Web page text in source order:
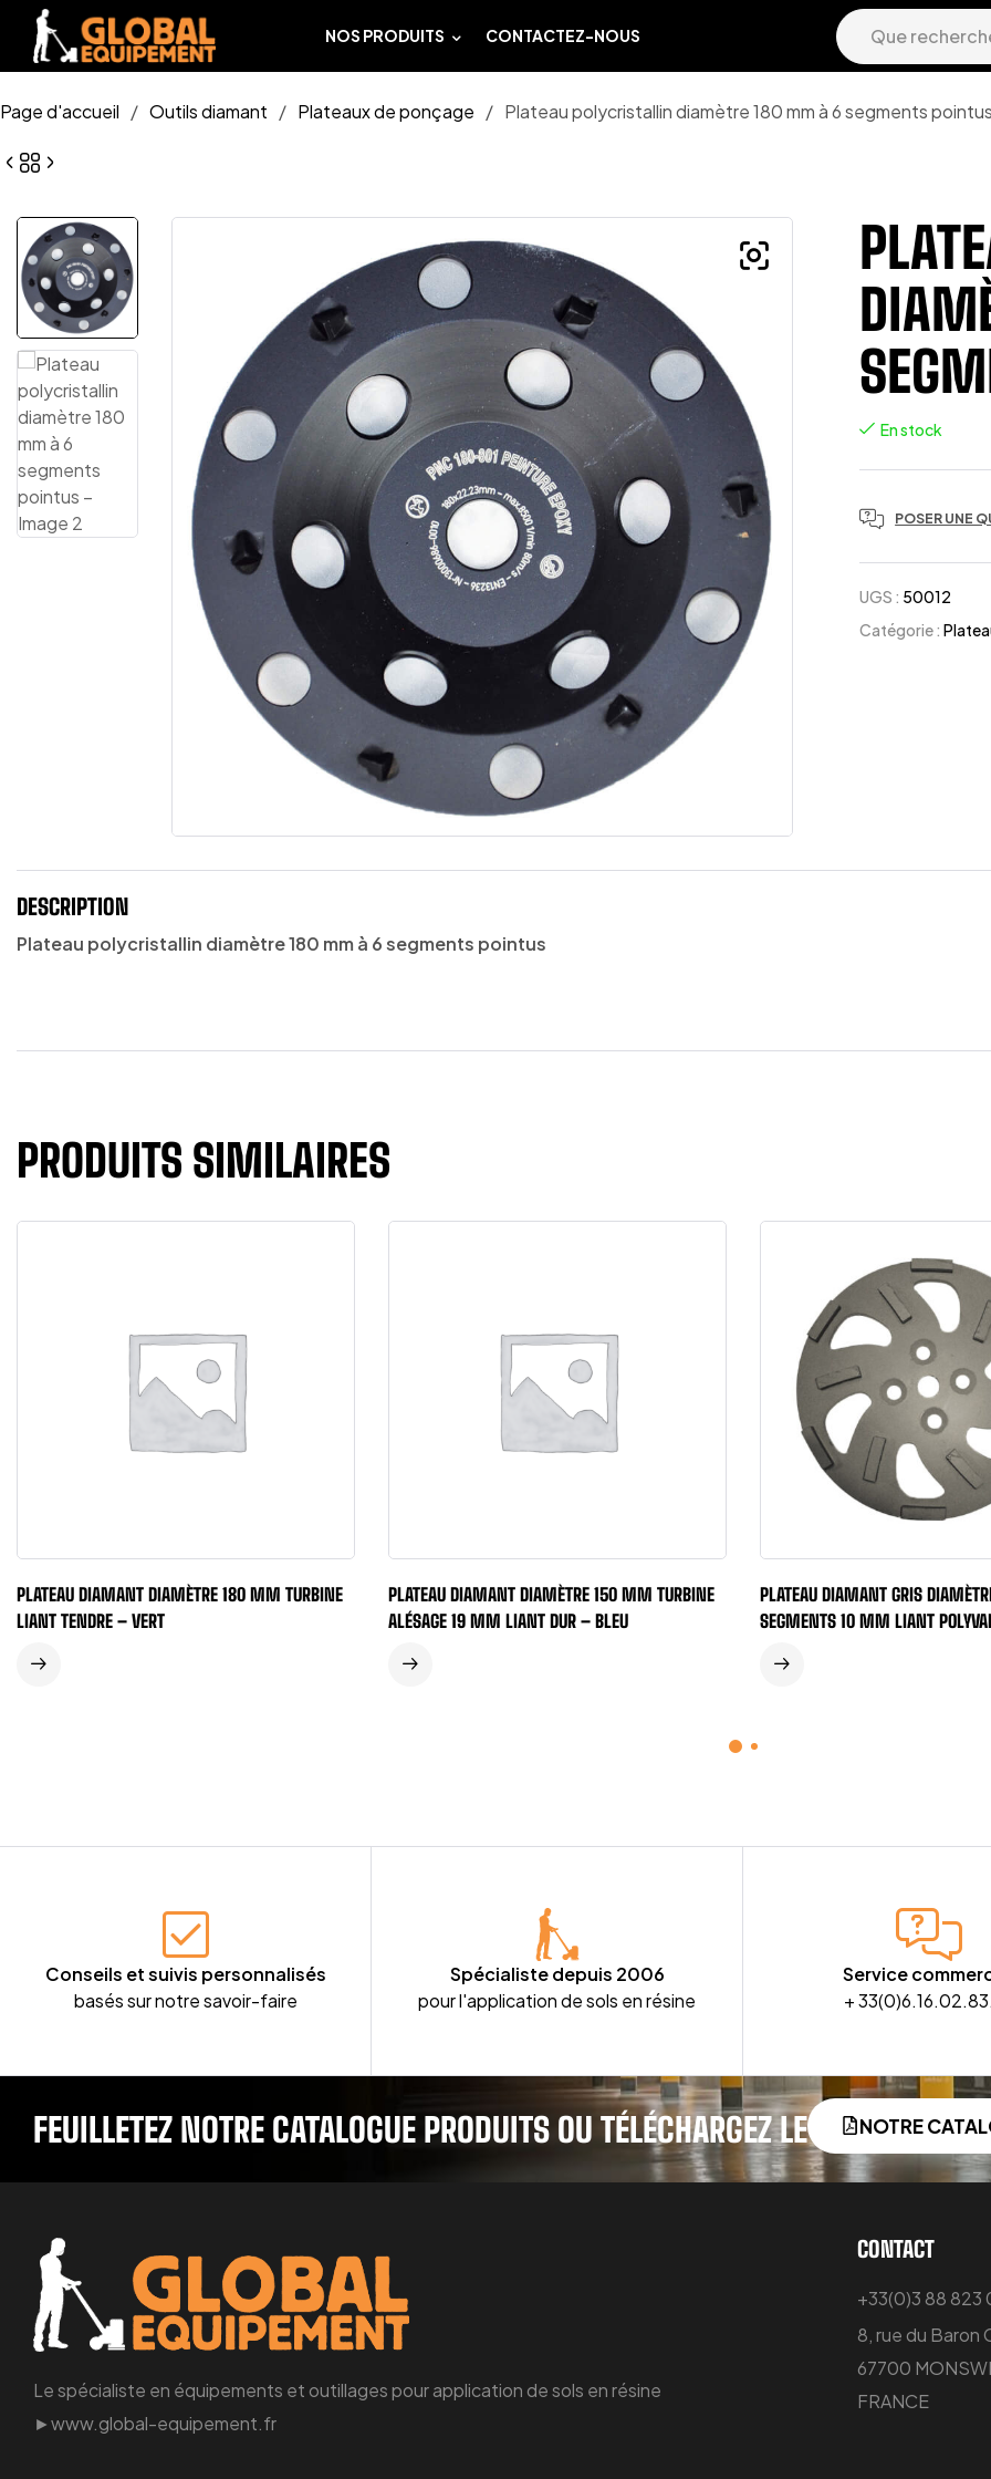
NOS PRODUITS CONTACTEZ-NOUS
Page d'accueil / Outils diamant / Plateaux de ponçage / Plateau polycristallin diamètre 180 mm à 6 segments pointus
En stock
POSER UNE
UGS : 50012
Catégorie :
DESCRIPTION
Plateau polycristallin diamètre 180 mm à 6 segments pointus
PRODUITS SIMILAIRES
PLATEAU DIAMANT DIAMÈTRE 180 MM TURBINE
LIANT TENDRE – VERT
PLATEAU DIAMANT DIAMÈTRE 150 MM TURBINE
ALÉSAGE 19 MM LIANT DUR – BLEU
PLATEAU DIAMANT GRIS
SEGMENTS 10 MM LIANT
Conseils et suivis personnalisés
basés sur notre savoir-faire
Spécialiste depuis 2006
pour l'application de sols en résine
Service
+
FEUILLETEZ NOTRE CATALOGUE PRODUITS OU TÉLÉCHARGEZ LE NOTRE
Le spécialiste en équipements et outillages pour application de sols en résine
►www.global-equipement.fr
CONTACT
+33(0)3 88 823
8, rue du Baron
67700
FRANCE